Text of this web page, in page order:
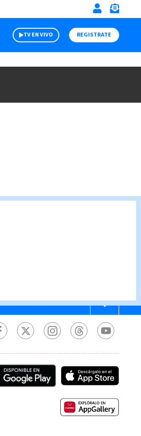
TV EN VIVO REGISTRATE